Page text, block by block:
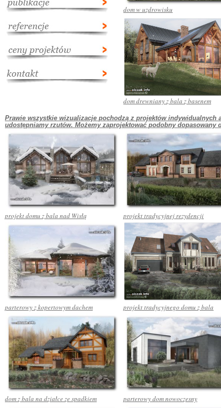
dom w uzdrowisku
dom drewniany z bala z basenem
Prawie wszystkie wizualizacje pochodzą z projektów
udostępniamy rzutów. Możemy zaprojektować podobny
projekt domu z bala nad Wisłą projekt tradycyjnej rezydencji
parterowy z kopertowym dachem projekt tradycyjnego domu z bala
dom z bala na działce ze spadkiem parterowy dom nowoczesny